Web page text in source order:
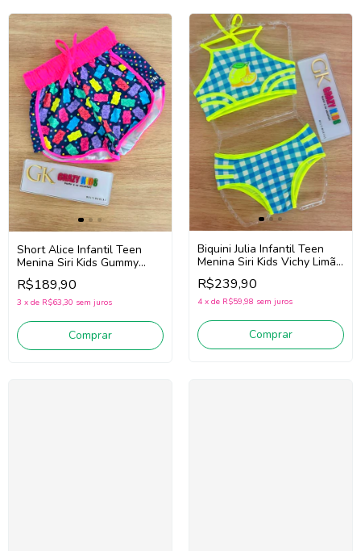
Short Alice Infantil Teen
Menina Siri Kids Gummy
43016 (Marinho/Rosa)
R$189,90
3 x de R$63,30 sem juros
Comprar
Biquini Julia Infantil Teen
Menina Siri Kids Vichy Limão
43216 (Azul/Amarelo)
R$239,90
4 x de R$59,98 sem juros
Comprar